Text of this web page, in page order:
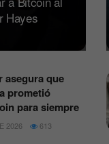
Hayes
asegura que
prometió
para siempre
2026 613